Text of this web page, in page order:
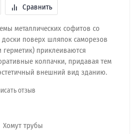
Сравнить
металлических софитов со
поверх шляпок саморезов
герметик) приклеиваются
колпачки, придавая тем
внешний вид зданию.
отзыв
Хомут трубы